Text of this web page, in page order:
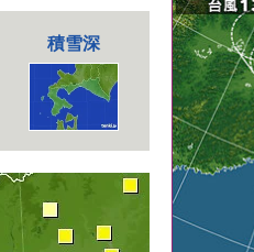
積雪深